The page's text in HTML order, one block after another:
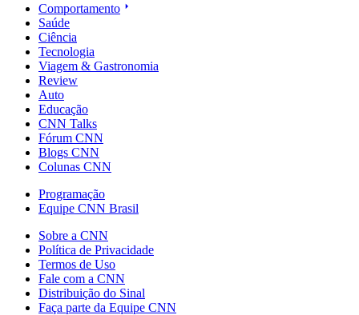
Comportamento
Saúde
Ciência
Tecnologia
Viagem & Gastronomia
Review
Auto
Educação
CNN Talks
Fórum CNN
Blogs CNN
Colunas CNN
Programação
Equipe CNN Brasil
Sobre a CNN
Política de Privacidade
Termos de Uso
Fale com a CNN
Distribuição do Sinal
Faça parte da Equipe CNN